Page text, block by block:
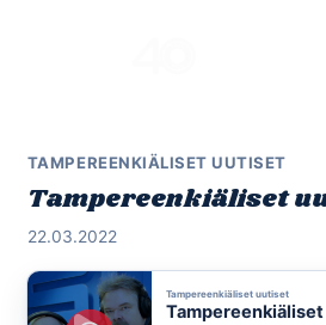
TAMPEREENKIÄLISET UUTISET
Tampereenkiäliset
22.03.2022
Tampereenkiäliset uutiset